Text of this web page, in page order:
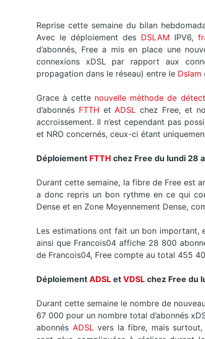
Reprise cette semaine du bilan
Avec le déploiement desDSLAM IPV6,
d’abonnés, Free a mis en place une
connexions xDSL par rapport aux
propagation dans le réseau) entre le Dslam
Grace à cette nouvelle méthode de
d’abonnés FTTH et ADSLchez Free, et
accroissement. Il n’est cependant pas
et NRO concernés, ceux-ci étant
Déploiement FTTH chez Free du lundi 28
Durant cette semaine, la fibre de Free est
a donc repris un bon rythme en ce qui
Dense et en Zone Moyennement Dense,
Les estimations ont fait un bon important,
ainsi que Francois04 affiche 28 800
de Francois04, Free compte au total 455
Déploiement ADSL et VDSL chez Free du
Durant cette semaine le nombre de
67 000 pour un nombre total d’abonnés
abonnés ADSL vers la fibre, mais surtout,